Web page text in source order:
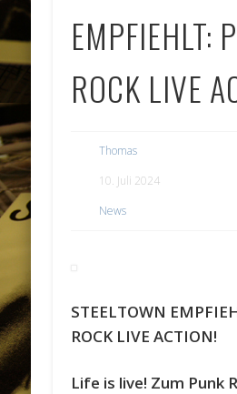
EMPFIEHLT:
ROCK LIVE
Thomas
10. Juli 2024
News
STEELTOWN
ROCK LIVE ACTION!
Life is live! Zum Punk